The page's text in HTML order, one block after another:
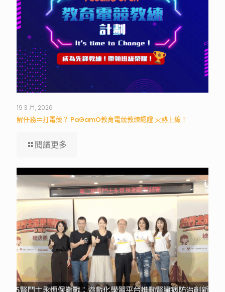
19 3 月, 2026
解任務＝打電競？ PaGamO教育電競教練認證 火熱上線！
閱讀更多